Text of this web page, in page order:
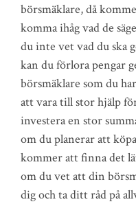
börsmäklare, då
komma ihåg vad de
du inte vet vad du ska
kan du förlora pengar
börsmäklare som du
att vara till stor hjälp
investera en stor
om du planerar att
kommer att finna det
om du vet att din
dig och ta ditt råd på